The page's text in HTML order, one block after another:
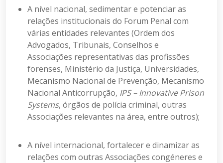
A nível nacional, sedimentar e potenciar as
relações institucionais do Forum Penal com
várias entidades relevantes (Ordem dos
Advogados, Tribunais, Conselhos e
Associações representativas das profissões
forenses, Ministério da Justiça, Universidades,
Mecanismo Nacional de Prevenção, Mecanismo
Nacional Anticorrupção, IPS – Innovative Prison
Systems, órgãos de polícia criminal, outras
Associações relevantes na área, entre outros);
A nível internacional, fortalecer e dinamizar as
relações com outras Associações congéneres e